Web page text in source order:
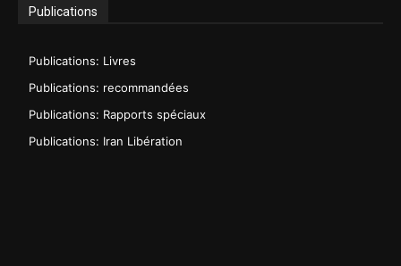
Publications
Publications: Livres
Publications: recommandées
Publications: Rapports spéciaux
Publications: Iran Libération